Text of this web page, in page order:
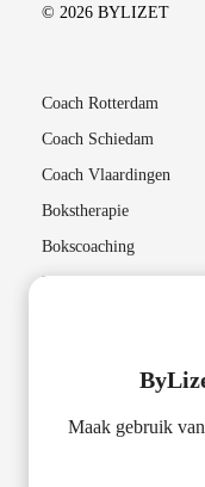
© 2026 BYLIZET
Coach Rotterdam
Coach Schiedam
Coach Vlaardingen
Bokstherapie
Bokscoaching
Lichaamsgerichte
Lifecoach Rotterdam
Transformatiecoaching
Maak gebruik